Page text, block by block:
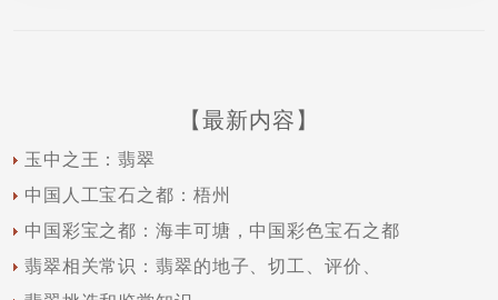
【最新内容】
玉中之王：翡翠
中国人工宝石之都：梧州
中国彩宝之都：海丰可塘，中国彩色宝石之都
翡翠相关常识：翡翠的地子、切工、评价、